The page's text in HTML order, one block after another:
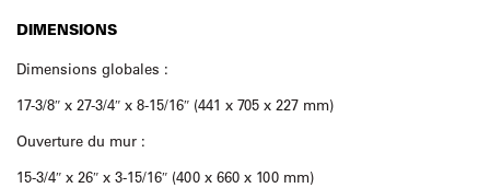
DIMENSIONS
Dimensions globales :
17-3/8″ x 27-3/4″ x 8-15/16″ (441 x 705 x 227 mm)
Ouverture du mur :
15-3/4″ x 26″ x 3-15/16″ (400 x 660 x 100 mm)